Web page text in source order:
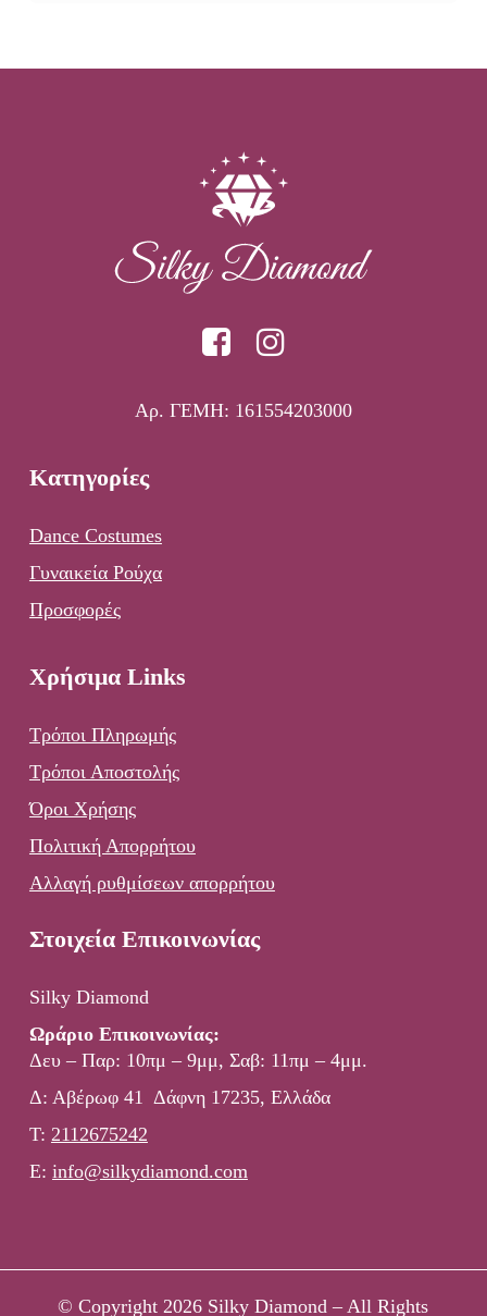
Αρ. ΓΕΜΗ: 161554203000
Κατηγορίες
Dance Costumes
Γυναικεία Ρούχα
Προσφορές
Χρήσιμα Links
Τρόποι Πληρωμής
Τρόποι Αποστολής
Όροι Χρήσης
Πολιτική Απορρήτου
Αλλαγή ρυθμίσεων απορρήτου
Στοιχεία Επικοινωνίας
Silky Diamond
Ωράριο Επικοινωνίας:
Δευ – Παρ: 10πμ – 9μμ, Σαβ: 11πμ – 4μμ.
Δ: Αβέρωφ 41 Δάφνη 17235, Ελλάδα
Τ: 2112675242
E: info@silkydiamond.com
© Copyright 2026 Silky Diamond – All Rights